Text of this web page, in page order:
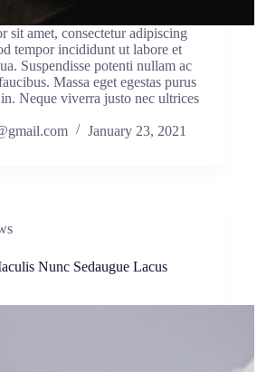
sit amet, consectetur adipiscing
tempor incididunt ut labore et
Suspendisse potenti nullam ac
Massa eget egestas purus
Neque viverra justo nec ultrices
January 23, 2021
Nunc Sedaugue Lacus